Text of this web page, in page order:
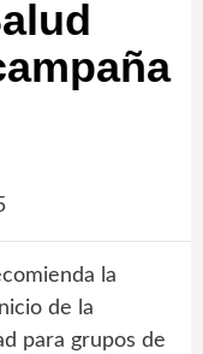
la
de la
para grupos de